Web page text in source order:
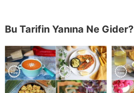
Bu Tarifin Yanına Ne Gider?